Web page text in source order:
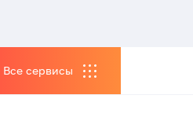
Все сервисы